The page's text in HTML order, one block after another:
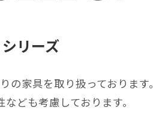
リーズ
家具を取り扱っております。
ども考慮しております。